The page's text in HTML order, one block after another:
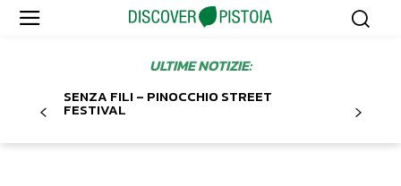
ULTIME NOTIZIE:
SENZA FILI – PINOCCHIO STREET
FESTIVAL